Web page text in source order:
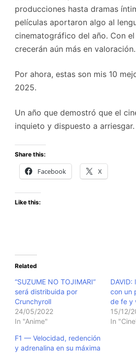
producciones hasta dramas
películas aportaron algo al
cinematográfico del año. Con
crecerán aún más en valoración.
Por ahora, estas son mis 10
2025.
Un año que demostró que el
inquieto y dispuesto a arriesgar.
Share this:
Facebook X
Like this:
Related
“SUZUME NO TOJIMARI”
será distribuida por
Crunchyroll
24/05/2022
In "Anime"
DAVID:
con un
de fe y
15/12/
In
F1 — Velocidad, redención
y adrenalina en su máxima